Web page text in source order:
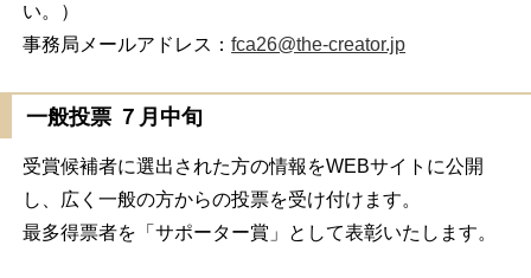
い。）
事務局メールアドレス：fca26@the-creator.jp
一般投票 ７月中旬
受賞候補者に選出された方の情報をWEBサイトに公開
し、広く一般の方からの投票を受け付けます。
最多得票者を「サポーター賞」として表彰いたします。